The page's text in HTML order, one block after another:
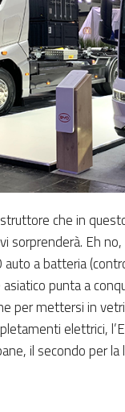
che in
sorprenderà. Eh
a batteria
punta a
per mettersi in
elettrici,
il secondo per la